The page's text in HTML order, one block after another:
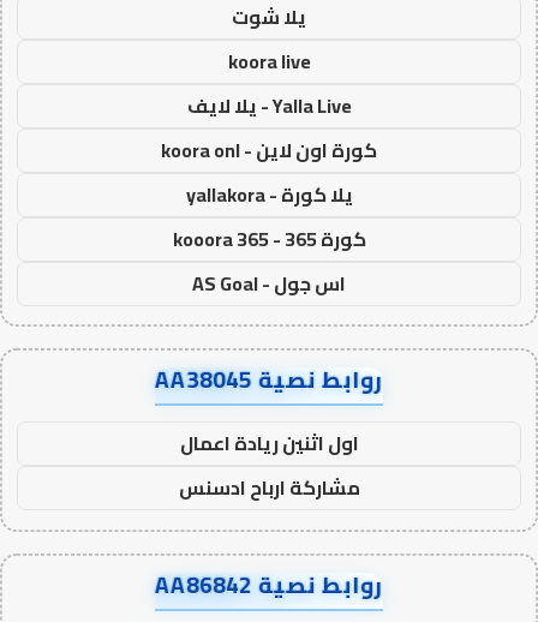
يلا شوت
koora live
Yalla Live - يلا لايف
كورة اون لاين - koora onl
يلا كورة - yallakora
كورة 365 - kooora 365
اس جول - AS Goal
روابط نصية AA38045
اول اثنين ريادة اعمال
مشاركة ارباح ادسنس
روابط نصية AA86842